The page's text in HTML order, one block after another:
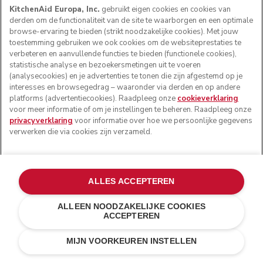
Contour zilver
KitchenAid Europa, Inc. gebruikt eigen cookies en cookies van
derden om de functionaliteit van de site te waarborgen en een optimale
browse-ervaring te bieden (strikt noodzakelijke cookies). Met jouw
toestemming gebruiken we ook cookies om de websiteprestaties te
verbeteren en aanvullende functies te bieden (functionele cookies),
statistische analyse en bezoekersmetingen uit te voeren
(analysecookies) en je advertenties te tonen die zijn afgestemd op je
interesses en browsegedrag – waaronder via derden en op andere
platforms (advertentiecookies). Raadpleeg onze cookieverklaring
voor meer informatie of om je instellingen te beheren. Raadpleeg onze
privacyverklaring voor informatie over hoe we persoonlijke gegevens
verwerken die via cookies zijn verzameld.
MIJN VOORKEUREN INSTELLEN
ALLEEN NOODZAKELIJKE COOKIES
ACCEPTEREN
ALLES ACCEPTEREN